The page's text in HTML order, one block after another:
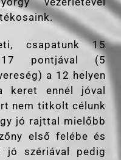
csapatunk 15
17 pontjával (5
a 12 helyen
keret ennél jóval
nem titkolt célunk
jó rajttal mielőbb
első felébe és
jó szériával pedig